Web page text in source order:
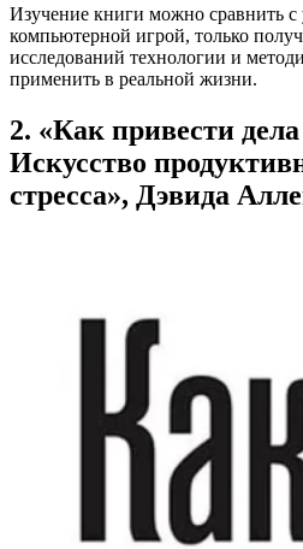
Изучение книги можно сравнить с
компьютерной игрой, только
исследований технологии и
применить в реальной жизни.
2. «Как привести
Искусство
стресса», Дэвида